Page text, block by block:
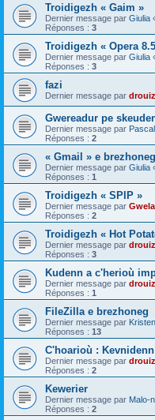
Troidigezh « Gaim »
Dernier message par Giulia
Réponses : 3
Troidigezh « Opera
Dernier message par Giulia
Réponses : 3
fazi
Dernier message par
Gwereadur pe
Dernier message par
Réponses : 2
« Gmail » e brezhoneg
Dernier message par Giulia
Réponses : 1
Troidigezh « SPIP »
Dernier message par
Réponses : 2
Troidigezh « Hot
Dernier message par
Réponses : 3
Kudenn a c'herioù
Dernier message par
Réponses : 1
FileZilla e brezhoneg
Dernier message par Kristen
Réponses : 13
C'hoarioù :
Dernier message par
Réponses : 2
Kewerier
Dernier message par Malo-
Réponses : 2